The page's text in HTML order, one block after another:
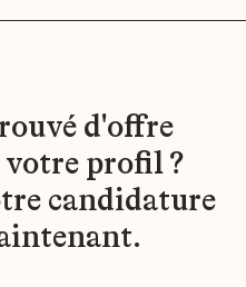
d'offre
votre profil ?
candidature